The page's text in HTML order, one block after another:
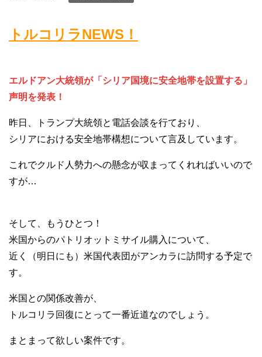
トルコリラNEWS！
エルドアン大統領が「シリア国境に安全地帯を設置する」
声明を発表！
昨日、トランプ大統領と電話会談を行ており、
シリアにおける安全地帯構想について言及しています。
これでクルド人勢力への懸念が収まってくれればいいので
すが…
そして、もうひとつ！
米国からのパトリオットミサイル購入について、
近く（明日にも）米国代表団がアンカラに訪問する予定で
す。
米国との関係改善が、
トルコリラ回復にとって一番近道なのでしょう。
まとまって欲しい案件です。